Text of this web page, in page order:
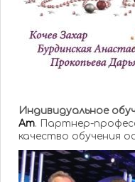
Индивидуальное
Am. Партнер-
качество обучения